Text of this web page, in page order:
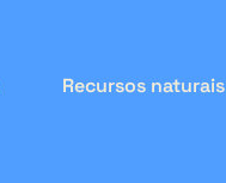
Recursos naturais